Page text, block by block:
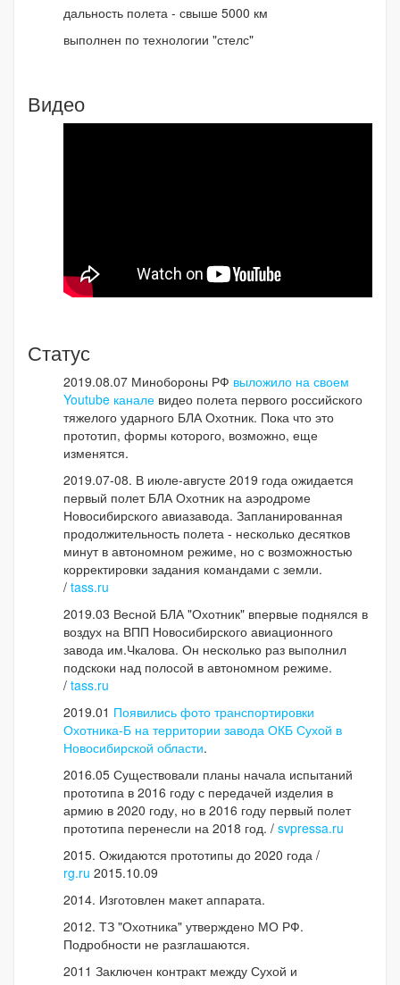
дальность полета - свыше 5000 км
выполнен по технологии "стелс"
Видео
Статус
2019.08.07 Минобороны РФ выложило на своем
Youtube канале видео полета первого российского
тяжелого ударного БЛА Охотник. Пока что это
прототип, формы которого, возможно, еще
изменятся.
2019.07-08. В июле-августе 2019 года ожидается
первый полет БЛА Охотник на аэродроме
Новосибирского авиазавода. Запланированная
продолжительность полета - несколько десятков
минут в автономном режиме, но с возможностью
корректировки задания командами с земли.
/ tass.ru
2019.03 Весной БЛА "Охотник" впервые поднялся в
воздух на ВПП Новосибирского авиационного
завода им.Чкалова. Он несколько раз выполнил
подскоки над полосой в автономном режиме.
/ tass.ru
2019.01 Появились фото транспортировки
Охотника-Б на территории завода ОКБ Сухой в
Новосибирской области.
2016.05 Существовали планы начала испытаний
прототипа в 2016 году с передачей изделия в
армию в 2020 году, но в 2016 году первый полет
прототипа перенесли на 2018 год. / svpressa.ru
2015. Ожидаются прототипы до 2020 года /
rg.ru 2015.10.09
2014. Изготовлен макет аппарата.
2012. ТЗ "Охотника" утверждено МО РФ.
Подробности не разглашаются.
2011 Заключен контракт между Сухой и